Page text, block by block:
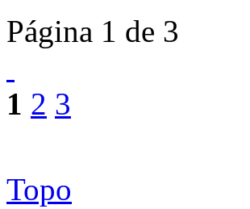
Página 1 de 3
1 2 3
Topo